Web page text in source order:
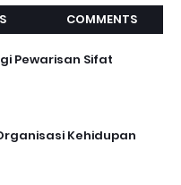
COMMENTS
Pewarisan Sifat
Kehidupan